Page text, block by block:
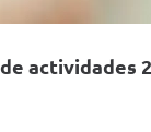
actividades